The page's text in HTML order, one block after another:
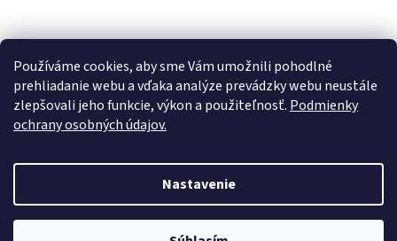
Používáme cookies, aby sme Vám umožnili pohodlné
prehliadanie webu a vďaka analýze prevádzky webu neustále
zlepšovali jeho funkcie, výkon a použiteľnosť. Podmienky
ochrany osobných údajov.
Nastavenie
Copyright 2026Nabytokmorava. Všetky práva vyhradené.Upraviť